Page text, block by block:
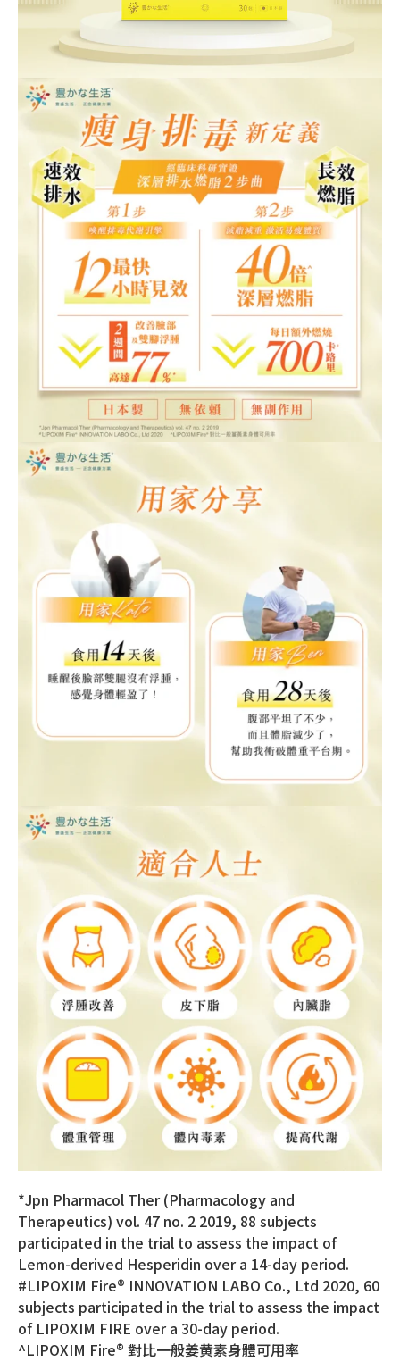
*Jpn Pharmacol Ther (Pharmacology and
Therapeutics) vol. 47 no. 2 2019, 88 subjects
participated in the trial to assess the impact of
Lemon-derived Hesperidin over a 14-day period.
#LIPOXIM Fire® INNOVATION LABO Co., Ltd 2020, 60
subjects participated in the trial to assess the impact
of LIPOXIM FIRE over a 30-day period.
^LIPOXIM Fire® 對比一般姜黄素身體可用率